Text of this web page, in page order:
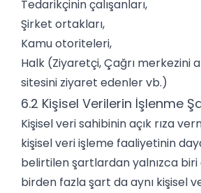
Tedarikçinin çalışanları,
Şirket ortakları,
Kamu otoriteleri,
Halk (Ziyaretçi, Çağrı merkezini
sitesini ziyaret edenler vb.)
6.2 Kişisel Verilerin İşlenme
Kişisel veri sahibinin açık rıza
kişisel veri işleme faaliyetinin
belirtilen şartlardan yalnızca
birden fazla şart da aynı kişisel